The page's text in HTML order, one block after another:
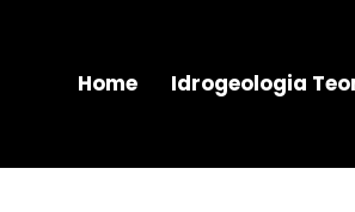
Home Idrogeologia